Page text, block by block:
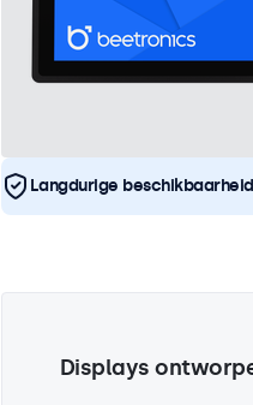
Langdurige beschikbaarheid
Displays